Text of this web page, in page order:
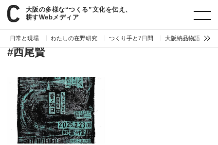
大阪の多様な“つくる”文化を伝え、
耕すWebメディア
日常と現場 わたしの在野研究 つくり手と7日間 大阪納品物語
paperC タグ 西尾賢
#西尾賢